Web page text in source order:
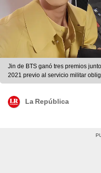
Jin de BTS ganó tres premios
2021 previo al servicio militar
composición La República/
La República